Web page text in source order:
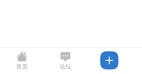
首页 论坛